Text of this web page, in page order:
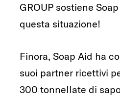
GROUP sostiene
questa situazione!
Finora, Soap Aid ha
suoi partner ricettivi
300 tonnellate di